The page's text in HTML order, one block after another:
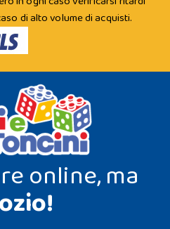
di alto volume di acquisti.
online, ma